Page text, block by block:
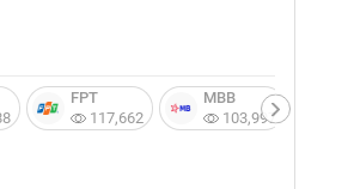
FPT
117,662
MBB
103,997